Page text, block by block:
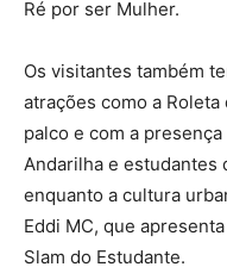
Ré por ser Mulher.
Os visitantes também
atrações como a
palco e com a
Andarilha e estudantes
enquanto a cultura
Eddi MC, que
Slam do Estudante.